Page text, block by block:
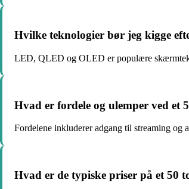
Hvilke teknologier bør jeg kigge
LED, QLED og OLED er populære
Hvad er fordele og ulemper ved et
Fordelene inkluderer adgang til streaming og
Hvad er de typiske priser på et 50